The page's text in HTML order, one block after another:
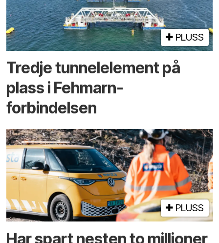
PLUSS
Tredje tunnel­element på
plass i Fehmarn-
forbindelsen
PLUSS
Har spart nesten to millioner